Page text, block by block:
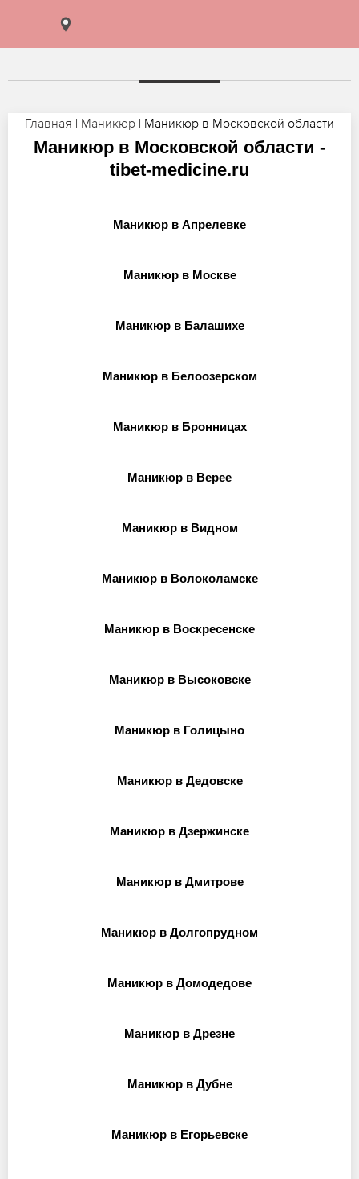
Главная | Маникюр | Маникюр в Московской области
Маникюр в Московской области -
tibet-medicine.ru
Маникюр в Апрелевке
Маникюр в Москве
Маникюр в Балашихе
Маникюр в Белоозерском
Маникюр в Бронницах
Маникюр в Верее
Маникюр в Видном
Маникюр в Волоколамске
Маникюр в Воскресенске
Маникюр в Высоковске
Маникюр в Голицыно
Маникюр в Дедовске
Маникюр в Дзержинске
Маникюр в Дмитрове
Маникюр в Долгопрудном
Маникюр в Домодедове
Маникюр в Дрезне
Маникюр в Дубне
Маникюр в Егорьевске